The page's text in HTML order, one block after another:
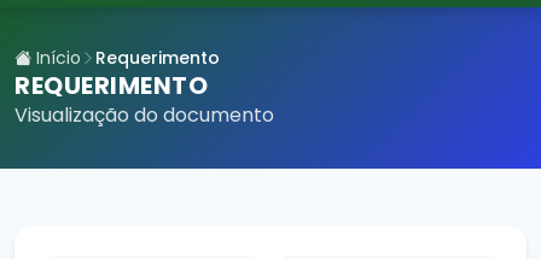
Início Requerimento
REQUERIMENTO
Visualização do documento